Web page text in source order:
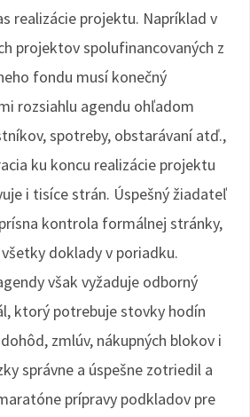
realizácie projektu. Napríklad v
projektov spolufinancovaných z
fondu musí konečný
rozsiahlu agendu ohľadom
spotreby, obstarávaní atď.,
ku koncu realizácie projektu
i tisíce strán. Úspešný žiadateľ
kontrola formálnej stránky,
doklady v poriadku.
však vyžaduje odborný
ktorý potrebuje stovky hodín
zmlúv, nákupných blokov i
správne a úspešne zotriedil a
prípravy podkladov pre